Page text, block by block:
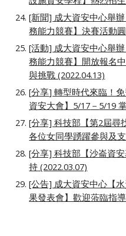
[新聞] 成大資安中心舉
務能力競賽】決賽活動
[活動] 成大資安中心舉
務能力競賽】開放報名
與挑戰 (2022.04.13)
[分享] 轉型時代來臨！免
資安大會】5/17 － 5/19
[分享] 科技部【第2屆尋
各位女同學踴躍參與及
[分享]科技部【沙崙資
持 (2022.03.07)
[公告] 成大資安中心【
果發表會】歡迎蒞臨指